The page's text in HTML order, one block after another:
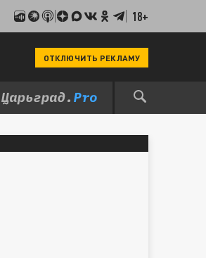
18+
ОТКЛЮЧИТЬ РЕКЛАМУ